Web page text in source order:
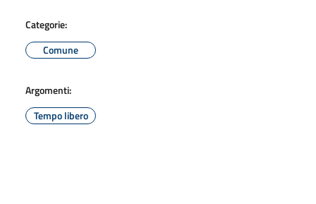
Categorie:
Comune
Argomenti:
Tempo libero